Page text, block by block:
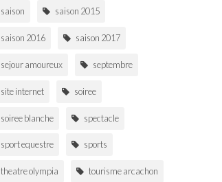
saison saison 2015
saison 2016 saison 2017
sejour amoureux septembre
site internet soiree
soiree blanche spectacle
sport equestre sports
theatre olympia tourisme arcachon